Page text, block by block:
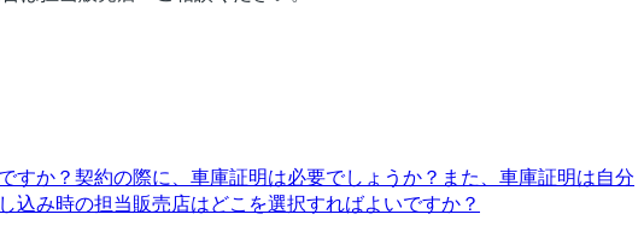
すか？契約の際に、車庫証明は必要でしょうか？また、車庫証明は自分
込み時の担当販売店はどこを選択すればよいですか？